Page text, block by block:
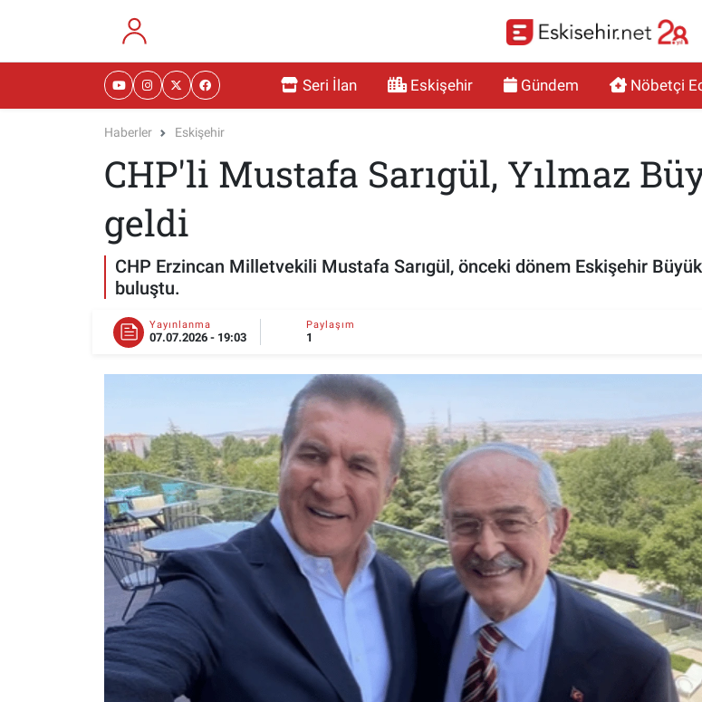
Seri İlan Eskişehir Gündem Nöbetçi
Haberler Eskişehir
CHP'li Mustafa Sarıgül, Yılmaz
geldi
CHP Erzincan Milletvekili Mustafa Sarıgül, önceki dönem Eskişehir
buluştu.
Yayınlanma
07.07.2026 - 19:03
Paylaşım
1
RESMİ İLANLAR
MAGAZİN
TEKNOLOJİ
ESKİŞEHİR NÖBETÇİ ECZANELER
Eskişehir Haber İçerikleri
Eskişehir Hava Durumu
Eskişehir Tramvay Saatleri
Eskişehir Otobüs Saatleri
Eskişehir Nöbetçi Eczaneler
Eskişehir Namaz Vakitleri
Eskişehir Trafik Yoğunluk Haritası
Süper Lig Puan Durumu ve Fikstür
Tüm Manşetler
Son Dakika Haberleri